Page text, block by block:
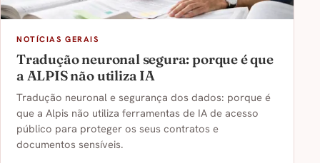
NOTÍCIAS GERAIS
Tradução neuronal segura: porque é que
a ALPIS não utiliza IA
Tradução neuronal e segurança dos dados: porque é
que a Alpis não utiliza ferramentas de IA de acesso
público para proteger os seus contratos e
documentos sensíveis.